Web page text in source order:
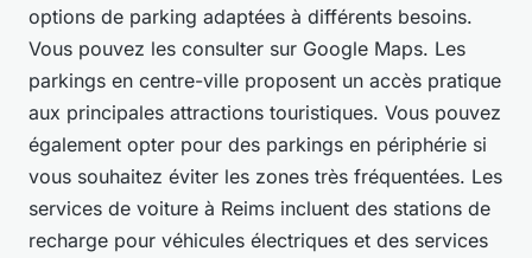
options de parking adaptées à différents besoins.
Vous pouvez les consulter sur Google Maps. Les
parkings en centre-ville proposent un accès pratique
aux principales attractions touristiques. Vous pouvez
également opter pour des parkings en périphérie si
vous souhaitez éviter les zones très fréquentées. Les
services de voiture à Reims incluent des stations de
recharge pour véhicules électriques et des services